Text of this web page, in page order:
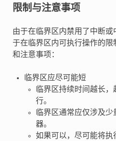
限制与注意事项
由于在临界区内禁用了中断
于在临界区内可执行操作的限
和注意事项：
临界区应尽可能短
临界区持续时间越长
行。
临界区通常应仅涉及
器。
如果可以，尽可能将